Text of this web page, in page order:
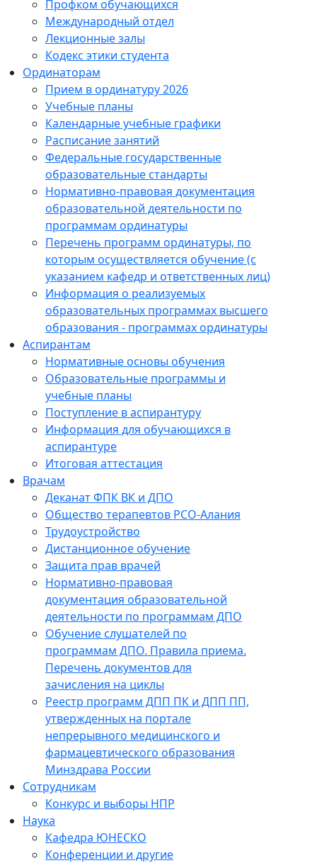
Профком обучающихся
Международный отдел
Лекционные залы
Кодекс этики студента
Ординаторам
Прием в ординатуру 2026
Учебные планы
Календарные учебные графики
Расписание занятий
Федеральные государственные
образовательные стандарты
Нормативно-правовая документация
образовательной деятельности по
программам ординатуры
Перечень программ ординатуры, по
которым осуществляется обучение (с
указанием кафедр и ответственных лиц)
Информация о реализуемых
образовательных программах высшего
образования - программах ординатуры
Аспирантам
Нормативные основы обучения
Образовательные программы и
учебные планы
Поступление в аспирантуру
Информация для обучающихся в
аспирантуре
Итоговая аттестация
Врачам
Деканат ФПК ВК и ДПО
Общество терапевтов РСО-Алания
Трудоустройство
Дистанционное обучение
Защита прав врачей
Нормативно-правовая
документация образовательной
деятельности по программам ДПО
Обучение слушателей по
программам ДПО. Правила приема.
Перечень документов для
зачисления на циклы
Реестр программ ДПП ПК и ДПП ПП,
утвержденных на портале
непрерывного медицинского и
фармацевтического образования
Минздрава России
Сотрудникам
Конкурс и выборы НПР
Наука
Кафедра ЮНЕСКО
Конференции и другие